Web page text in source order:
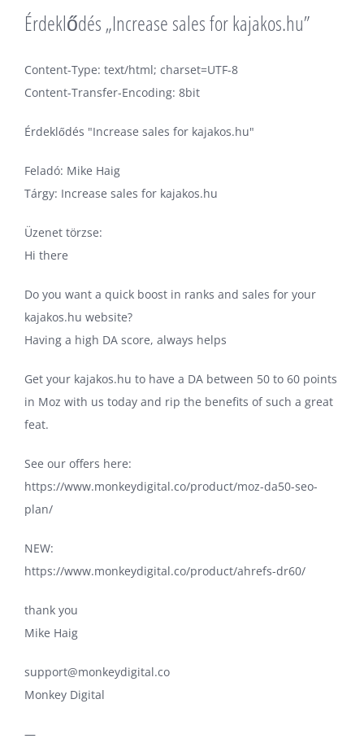
Érdeklődés „Increase sales for kajakos.hu”
Content-Type: text/html; charset=UTF-8
Content-Transfer-Encoding: 8bit
Érdeklődés "Increase sales for kajakos.hu"
Feladó: Mike Haig
Tárgy: Increase sales for kajakos.hu
Üzenet törzse:
Hi there
Do you want a quick boost in ranks and sales for your
kajakos.hu website?
Having a high DA score, always helps
Get your kajakos.hu to have a DA between 50 to 60 points
in Moz with us today and rip the benefits of such a great
feat.
See our offers here:
https://www.monkeydigital.co/product/moz-da50-seo-
plan/
NEW:
https://www.monkeydigital.co/product/ahrefs-dr60/
thank you
Mike Haig
support@monkeydigital.co
Monkey Digital
—